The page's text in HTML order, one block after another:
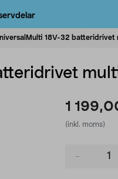
18V-32
1
(inkl. moms)